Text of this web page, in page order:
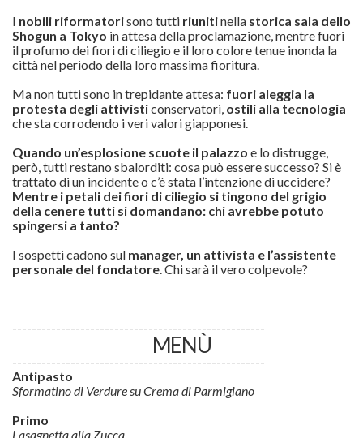
I nobili riformatorisono tutti riunitinella storica sala dello
Shogun a Tokyo in attesa della proclamazione, mentre fuori
il profumo dei fiori di ciliegio e il loro colore tenue inonda la
città nel periodo della loro massima fioritura.
Ma non tutti sono in trepidante attesa: fuori aleggia la
protesta degli attivisticonservatori, ostili alla tecnologia
che sta corrodendo i veri valori giapponesi.
Quando un’esplosione scuote il palazzo e lo distrugge,
però, tutti restano sbalorditi: cosa può essere successo? Si è
trattato di un incidente o c’è stata l’intenzione di uccidere?
Mentre i petali dei fiori di ciliegio si tingono del grigio
della cenere tutti si domandano: chi avrebbe potuto
spingersi a tanto?
I sospetti cadono sul manager, un attivista e l’assistente
personale del fondatore. Chi sarà il vero colpevole?
----------------------------------------------------
MENÙ
----------------------------------------------------
Antipasto
Sformatino di Verdure su Crema di Parmigiano
Primo
Lasagnetta alla Zucca